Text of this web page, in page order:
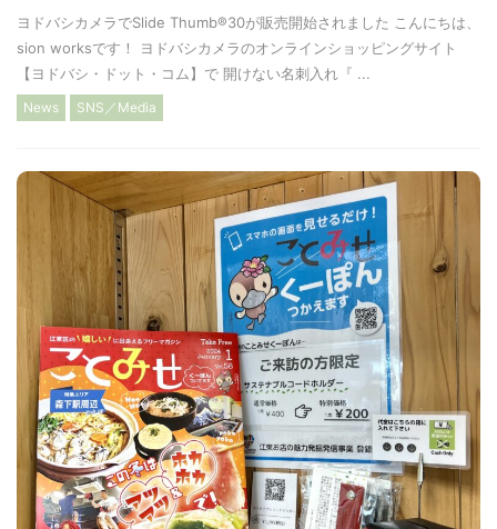
ヨドバシカメラでSlide Thumb®︎30が販売開始されました こんにちは、
sion worksです！ ヨドバシカメラのオンラインショッピングサイト
【ヨドバシ・ドット・コム】で 開けない名刺入れ『 ...
News SNS／Media